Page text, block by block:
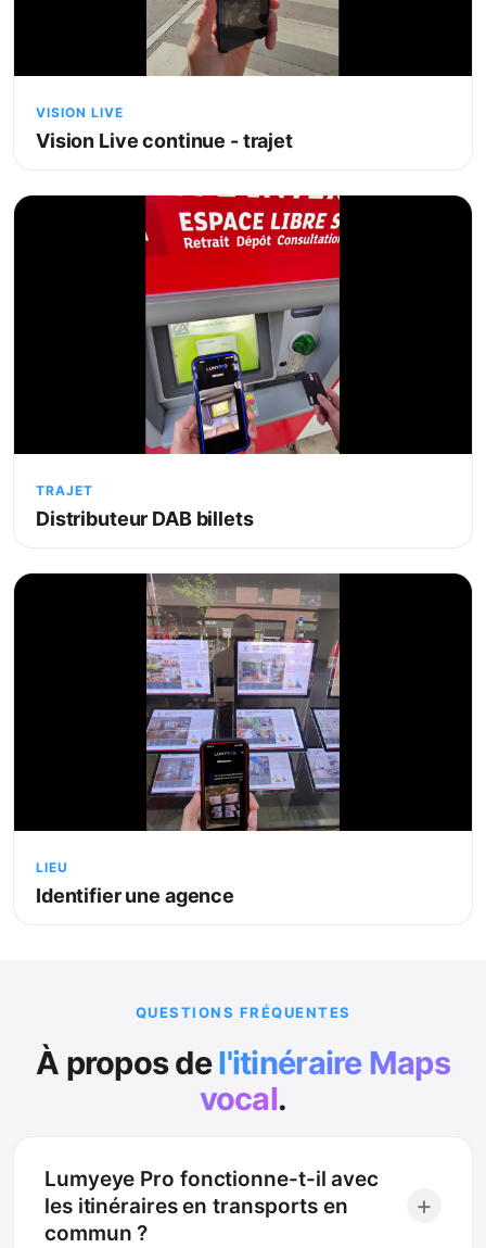
VISION LIVE
Vision Live continue - trajet
TRAJET
Distributeur DAB billets
LIEU
Identifier une agence
QUESTIONS FRÉQUENTES
À propos del'itinéraire Maps
vocal.
Lumyeye Pro fonctionne-t-il avec
les itinéraires en transports en
commun ?
+